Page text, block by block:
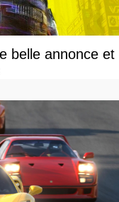
belle annonce et